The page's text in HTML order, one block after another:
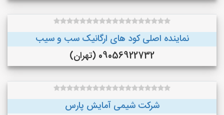
نماینده اصلی کود های ارگانیک سب و سیب
09056922732 (تهران)
شرکت شیمی آمایش پارس